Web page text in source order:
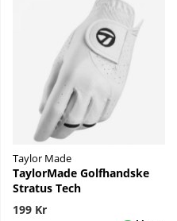
Taylor Made
TaylorMade Golfhandske
Stratus Tech
199 Kr